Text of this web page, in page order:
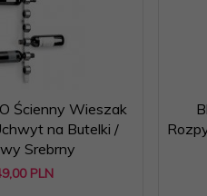
Ścienny Wieszak
na Butelki /
Srebrny
00 PLN